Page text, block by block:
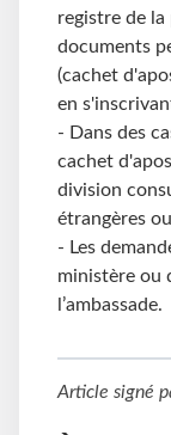
registre de
documents
(cachet
en
- Dans des
cachet
division
étrangères
- Les
ministère ou
l’ambassade.
Article signé